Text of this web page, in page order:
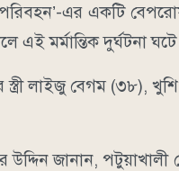
এর একটি
এই মর্মান্তিক
লাইজু বেগম (৩৮),
জানান,